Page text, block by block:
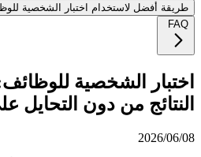
طريقة أفضل لاستخدام اختبار الشخصية
FAQ
اختبار الشخصية
النتائج من دون التحايل
2026/06/08